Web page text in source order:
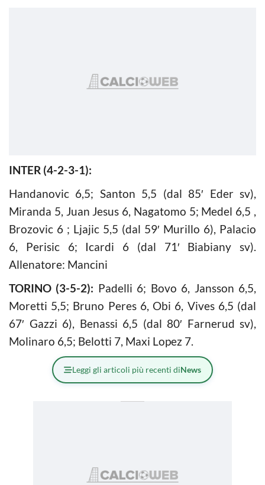
INTER (4-2-3-1):
Handanovic 6,5; Santon 5,5 (dal 85′ Eder sv),
Miranda 5, Juan Jesus 6, Nagatomo 5; Medel 6,5 ,
Brozovic 6 ; Ljajic 5,5 (dal 59′ Murillo 6), Palacio
6, Perisic 6; Icardi 6 (dal 71′ Biabiany sv).
Allenatore: Mancini
TORINO (3-5-2): Padelli 6; Bovo 6, Jansson 6,5,
Moretti 5,5; Bruno Peres 6, Obi 6, Vives 6,5 (dal
67′ Gazzi 6), Benassi 6,5 (dal 80′ Farnerud sv),
Molinaro 6,5; Belotti 7, Maxi Lopez 7.
Leggi gli articoli più recenti diNews